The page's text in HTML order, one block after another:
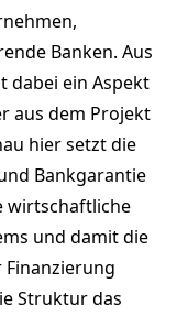
Banken. Aus
dabei ein Aspekt
aus dem Projekt
hier setzt die
Bankgarantie
wirtschaftliche
und damit die
Finanzierung
Struktur das